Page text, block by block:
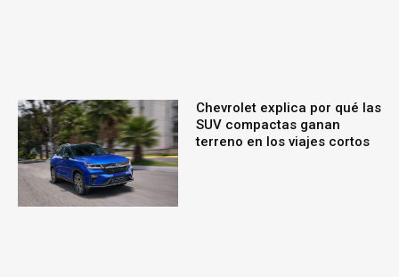
Chevrolet explica por qué las
SUV compactas ganan
terreno en los viajes cortos